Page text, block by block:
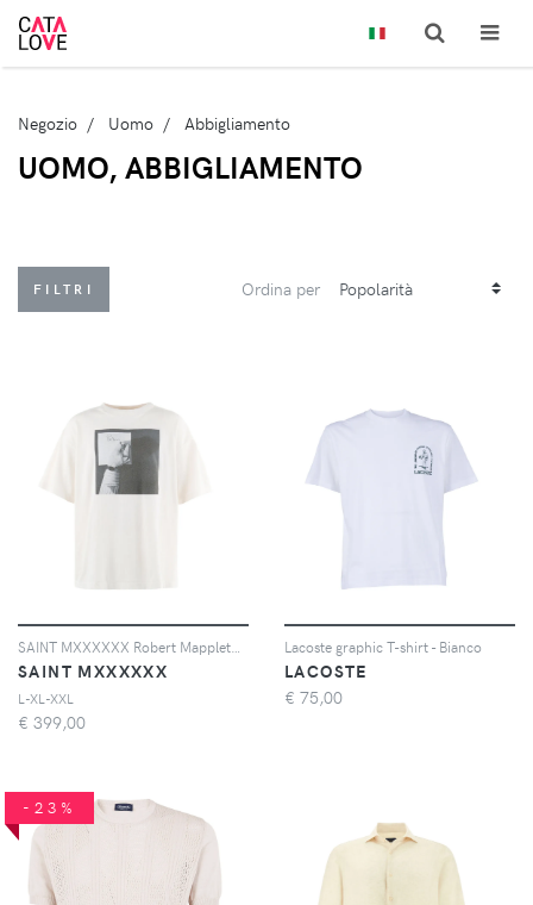
Negozio Uomo Abbigliamento
UOMO, ABBIGLIAMENTO
FILTRI Ordina per
SAINT MXXXXXX Robert Mapplethorpe photographic-print T-shirt - Toni neutri
SAINT MXXXXXX
L-XL-XXL
€ 399,00
Lacoste graphic T-shirt - Bianco
LACOSTE
€ 75,00
-23%